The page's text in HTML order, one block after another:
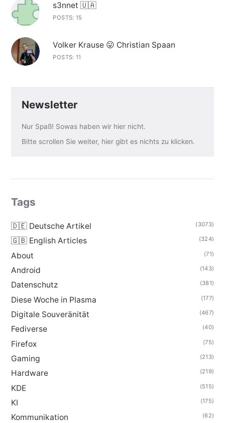
s3nnet 🇺🇦
POSTS: 15
Volker Krause 😛 Christian Spaan
POSTS: 11
Newsletter
Nur Spaß! Sowas haben wir hier nicht.
Bitte scrollen Sie weiter, hier gibt es nichts zu klicken.
Tags
🇩🇪 Deutsche Artikel (3073)
🇬🇧 English Articles (324)
About (71)
Android (143)
Datenschutz (381)
Diese Woche in Plasma (177)
Digitale Souveränität (467)
Fediverse (40)
Firefox (75)
Gaming (213)
Hardware (219)
KDE (515)
KI (175)
Kommunikation (62)